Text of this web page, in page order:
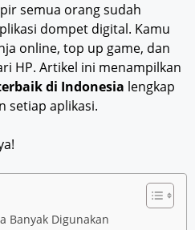
semua orang sudah
dompet digital. Kamu
online, top up game, dan
HP. Artikel ini menampilkan
di Indonesia lengkap
setiap aplikasi.
Banyak Digunakan